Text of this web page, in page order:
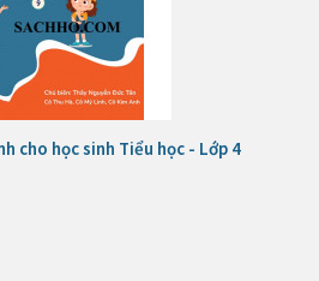
cho học sinh Tiểu học - Lớp 4